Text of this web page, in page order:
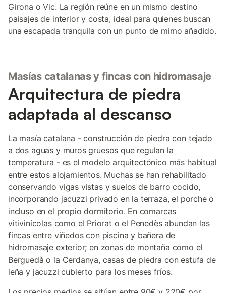
Girona o Vic. La región reúne en un mismo destino
paisajes de interior y costa, ideal para quienes buscan
una escapada tranquila con un punto de mimo añadido.
Masías catalanas y fincas con hidromasaje
Arquitectura de piedra
adaptada al descanso
La masía catalana - construcción de piedra con tejado
a dos aguas y muros gruesos que regulan la
temperatura - es el modelo arquitectónico más habitual
entre estos alojamientos. Muchas se han rehabilitado
conservando vigas vistas y suelos de barro cocido,
incorporando jacuzzi privado en la terraza, el porche o
incluso en el propio dormitorio. En comarcas
vitivinícolas como el Priorat o el Penedès abundan las
fincas entre viñedos con piscina y bañera de
hidromasaje exterior; en zonas de montaña como el
Berguedà o la Cerdanya, casas de piedra con estufa de
leña y jacuzzi cubierto para los meses fríos.